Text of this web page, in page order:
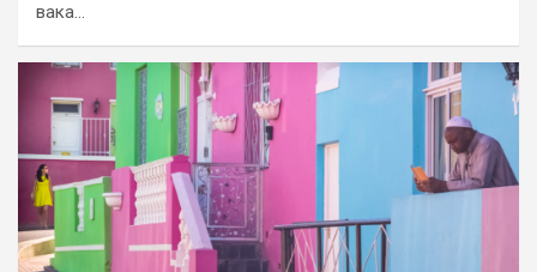
вака…